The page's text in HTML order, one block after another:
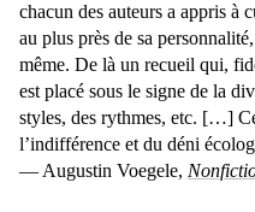
chacun des auteurs a appris à
au plus près de sa
même. De là un recueil qui,
est placé sous le signe de la
styles, des rythmes, etc. […]
l’indifférence et du déni
— Augustin Voegele,